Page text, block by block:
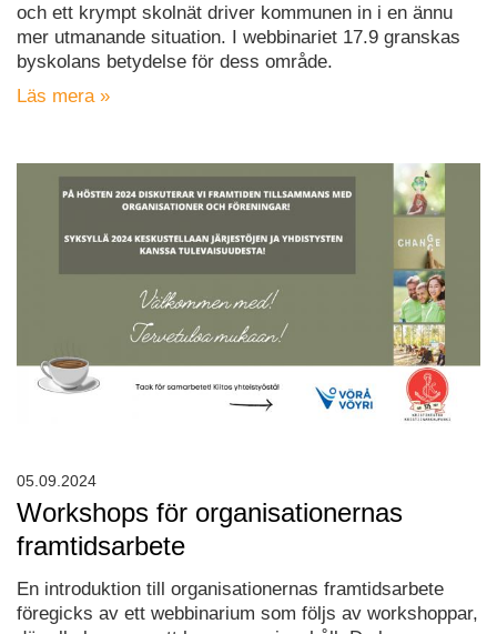
och ett krympt skolnät driver kommunen in i en ännu
mer utmanande situation. I webbinariet 17.9 granskas
byskolans betydelse för dess område.
Läs mera »
Workshops för organisationernas
framtidsarbete
En introduktion till organisationernas framtidsarbete
föregicks av ett webbinarium som följs av workshoppar,
05.09.2024